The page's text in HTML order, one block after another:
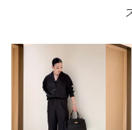
ニックネーム： ままちゃ
投稿日： 2026年7月18日
購入カラー：BEIGE
アプリで気になってい